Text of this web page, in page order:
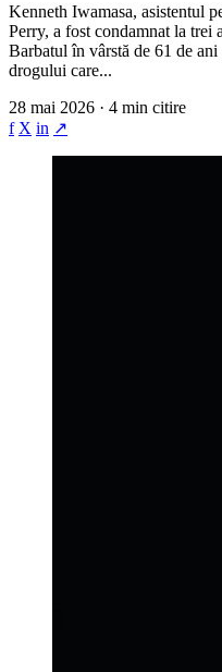
Kenneth Iwamasa, asistentul
Perry, a fost condamnat la trei
Barbatul în vârstă de 61 de
drogului care...
28 mai 2026 · 4 min citire
f X in ↗